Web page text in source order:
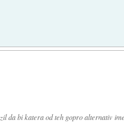
da bi katera od teh gopro alternativ